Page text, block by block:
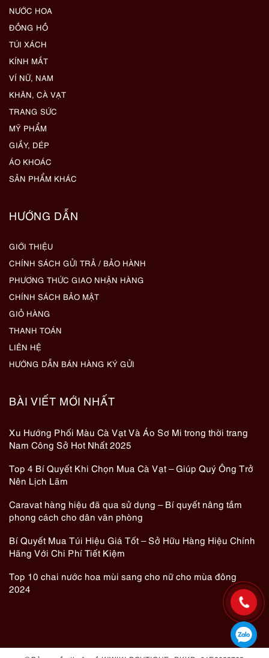
NƯỚC HOA
ĐỒNG HỒ
TÚI XÁCH
KÍNH MẮT
VÍ NỮ, NAM
KHĂN, CÀ VẠT
TRANG SỨC
MỸ PHẨM
GIẦY, DÉP
ÁO KHOÁC
SẢN PHẨM KHÁC
HƯỚNG DẪN
GIỚI THIỆU
CHÍNH SÁCH GỬI TRẢ / BẢO HÀNH
PHƯƠNG THỨC GIAO NHẬN HÀNG
CHÍNH SÁCH BẢO MẬT
GIỎ HÀNG
THANH TOÁN
LIÊN HỆ
HƯỚNG DẪN BÁN HÀNG KÝ GỬI
BÀI VIẾT MỚI NHẤT
Xu Hướng Phối Màu Cà Vạt Và Áo Sơ Mi trong thời trang
Nam Công Sở Hot Nhất 2025
Top 4 Bí Quyết Khi Chọn Mua Cà Vạt – Giúp Quý Ông Trở
Nên Lịch Lãm
Caravat hàng hiệu đã qua sử dụng – Bí quyết nâng tầm
phong cách cho dân văn phòng
Bí Quyết Mua Túi Hiệu Giá Tốt – Sở Hữu Hàng Hiệu Chính
Hãng Với Chi Phí Tiết Kiệm
Top 10 chai nước hoa mùi sang cho nữ cho mùa đông
2024